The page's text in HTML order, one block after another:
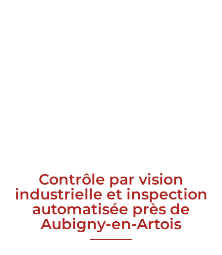
Contrôle par vision
industrielle et inspection
automatisée près de
Aubigny-en-Artois